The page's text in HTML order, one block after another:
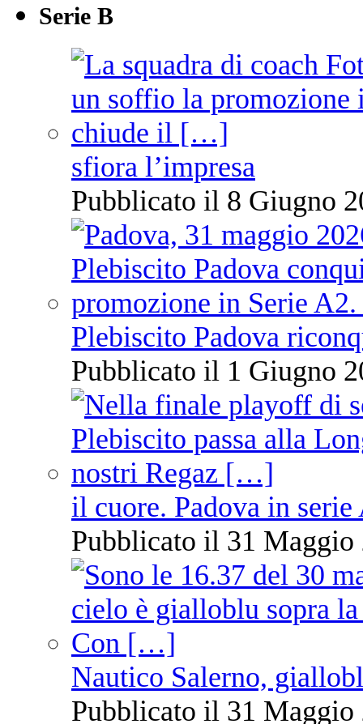
Serie B
sfiora l’impresa
Pubblicato il 8 Giugno
Plebiscito Padova
Pubblicato il 1 Giugno
il cuore. Padova in serie
Pubblicato il 31 Maggio
Nautico Salerno,
Pubblicato il 31 Maggio